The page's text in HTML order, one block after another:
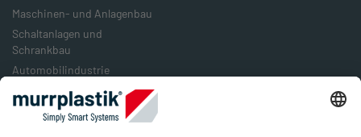
Maschinen- und Anlagenbau
Schaltanlagen und
Schrankbau
Automobilindustrie
Bahn- und Schienenverkehr
Lebensmittelindustrie